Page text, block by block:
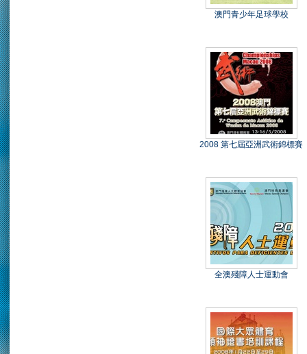
澳門青少年足球學校
2008 第七屆亞洲武術錦標賽
全澳殘障人士運動會